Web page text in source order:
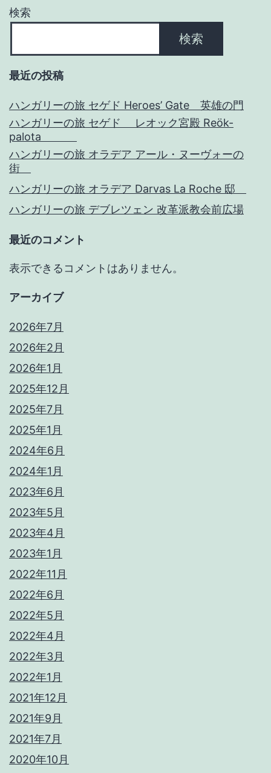
ョ
検索
検索
最近の投稿
ハンガリーの旅 セゲド Heroes’ Gate 英雄の門
ハンガリーの旅 セゲド レオック宮殿 Reök-
palota
ハンガリーの旅 オラデア アール・ヌーヴォーの
街
ハンガリーの旅 オラデア Darvas La Roche 邸
ハンガリーの旅 デブレツェン 改革派教会前広場
最近のコメント
表示できるコメントはありません。
アーカイブ
2026年7月
2026年2月
2026年1月
2025年12月
2025年7月
2025年1月
2024年6月
2024年1月
2023年6月
2023年5月
2023年4月
2023年1月
2022年11月
2022年6月
2022年5月
2022年4月
2022年3月
2022年1月
2021年12月
2021年9月
2021年7月
2020年10月